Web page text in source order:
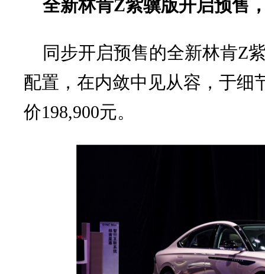
全新林肯Z紫骥版开启预售
同步开启预售的全新林肯Z
配置，在内敛中见从容，于细
价198,900元。